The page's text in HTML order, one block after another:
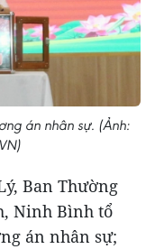
án nhân sự. (Ảnh:
Ban Thường
Ninh Bình tổ
án nhân sự;